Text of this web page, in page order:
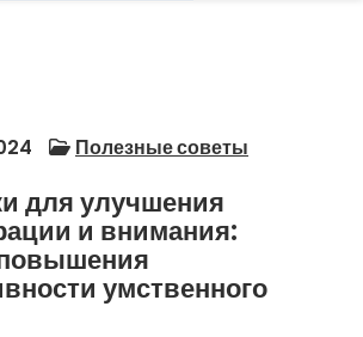
Полезные советы
для улучшения
и внимания:
умственного